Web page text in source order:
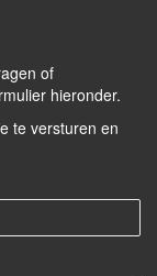
of
hieronder.
te versturen en